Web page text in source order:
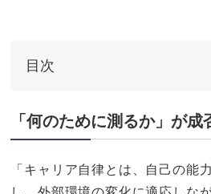
目次
「何のために測るか」が成
「キャリア自律とは、自己の能